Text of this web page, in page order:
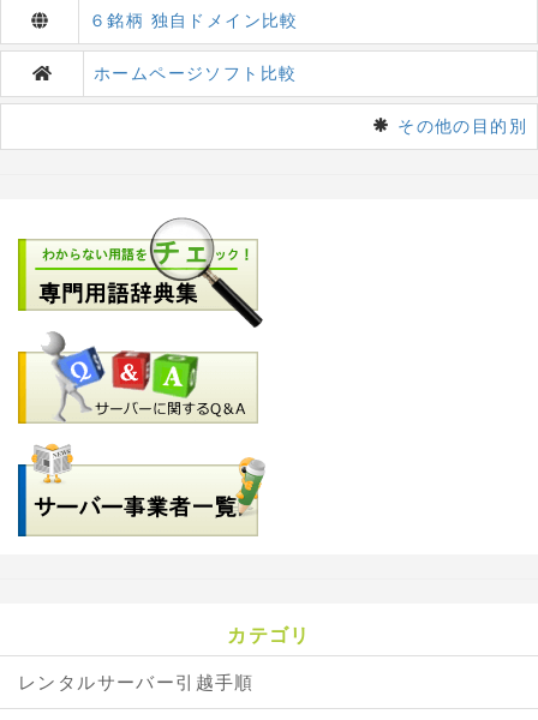
６銘柄 独自ドメイン比較
ホームページソフト比較
その他の目的別
カテゴリ
レンタルサーバー引越手順